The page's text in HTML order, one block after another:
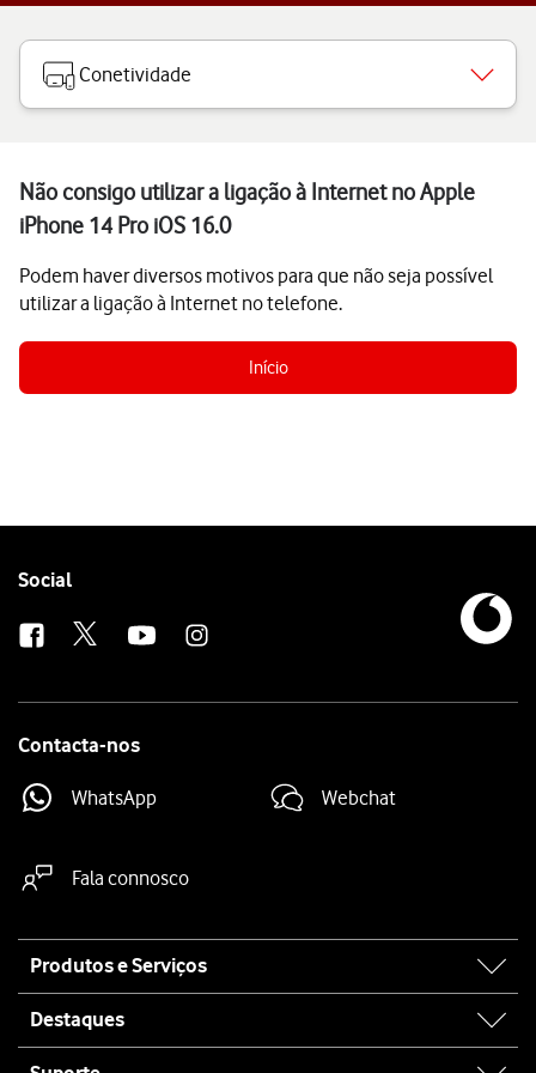
Conetividade
Não consigo utilizar a ligação à Internet no Apple
iPhone 14 Pro iOS 16.0
Podem haver diversos motivos para que não seja possível
utilizar a ligação à Internet no telefone.
Início
Follow
Social
Contacta-nos
WhatsApp Webchat
Fala connosco
map
Produtos e Serviços
Destaques